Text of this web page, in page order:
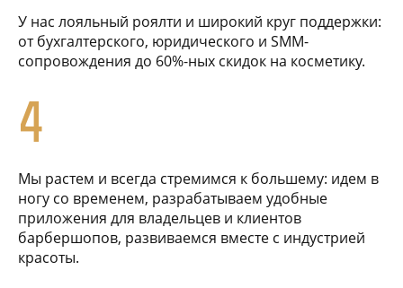
У нас лояльный роялти и широкий круг поддержки:
от бухгалтерского, юридического и SMM-
сопровождения до 60%-ных скидок на косметику.
4
Мы растем и всегда стремимся к большему: идем в
ногу со временем, разрабатываем удобные
приложения для владельцев и клиентов
барбершопов, развиваемся вместе с индустрией
красоты.